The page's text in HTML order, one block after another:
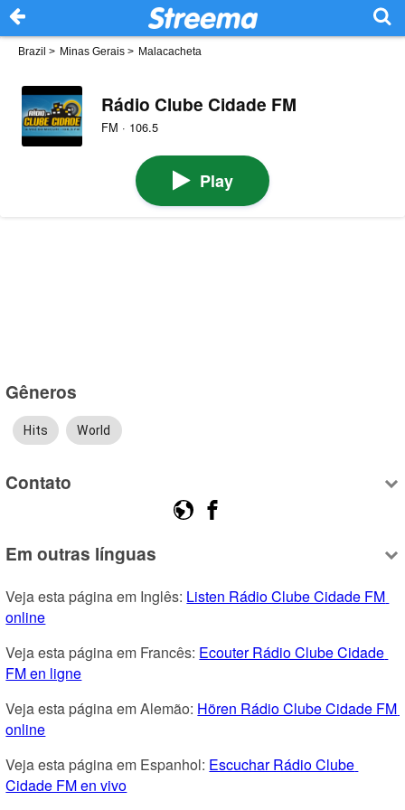
Brazil > Minas Gerais > Malacacheta
Rádio Clube Cidade FM
FM · 106.5
Play
Gêneros
Hits World
Contato
Em outras línguas
Veja esta página em Inglês: Listen Rádio Clube Cidade FM
online
Veja esta página em Francês: Ecouter Rádio Clube Cidade
FM en ligne
Veja esta página em Alemão: Hören Rádio Clube Cidade FM
online
Veja esta página em Espanhol: Escuchar Rádio Clube
Cidade FM en vivo